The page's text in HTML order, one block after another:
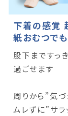
下着の感覚
紙おむつで
股下まですっ
過ごせます
周りから”気
ムレずに”サ